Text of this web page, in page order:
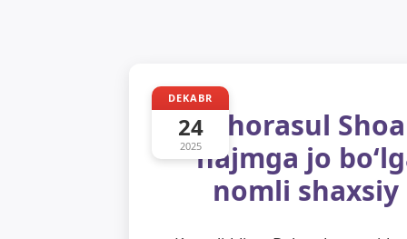
DEKABR
24
2025
Shorasul
hajmga jo
nomli shaxsiy